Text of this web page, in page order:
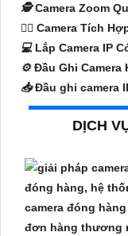
🕵️Camera Zoom
🧛‍♀️ Camera Tích
💻Lắp Camera IP
⚙️Đầu Ghi Camera
📥Đầu ghi camera
DỊCH